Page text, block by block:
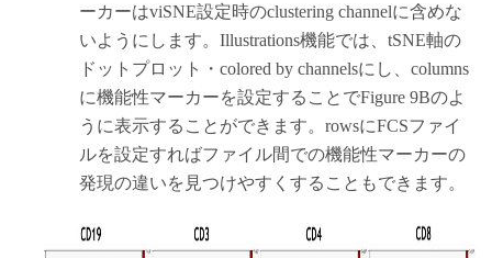
ーカーはviSNE設定時のclustering channelに含めな
いようにします。Illustrations機能では、tSNE軸の
ドットプロット・colored by channelsにし、columns
に機能性マーカーを設定することでFigure 9Bのよ
うに表示することができます。rowsにFCSファイ
ルを設定すればファイル間での機能性マーカーの
発現の違いを見つけやすくすることもできます。